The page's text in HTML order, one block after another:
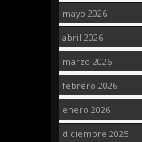
mayo 2026
abril 2026
marzo 2026
febrero 2026
enero 2026
diciembre 2025